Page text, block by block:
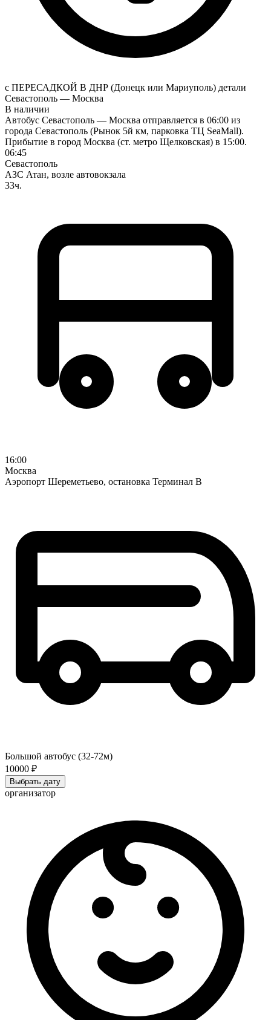
с ПЕРЕСАДКОЙ В ДНР (Донецк или Мариуполь) детали
Севастополь — Москва
В наличии
Автобус Севастополь — Москва отправляется в 06:00 из
города Севастополь (Рынок 5й км, парковка ТЦ SeaMall).
Прибытие в город Москва (ст. метро Щелковская) в 15:00.
06:45
Севастополь
АЗС Атан, возле автовокзала
33ч.
16:00
Москва
Аэропорт Шереметьево, остановка Терминал В
Большой автобус (32-72м)
10000 ₽
Выбрать дату
организатор